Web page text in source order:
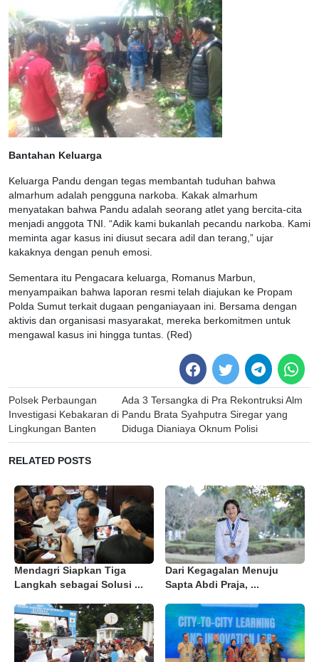
Bantahan Keluarga
Keluarga Pandu dengan tegas membantah tuduhan bahwa
almarhum adalah pengguna narkoba. Kakak almarhum
menyatakan bahwa Pandu adalah seorang atlet yang bercita-cita
menjadi anggota TNI. “Adik kami bukanlah pecandu narkoba. Kami
meminta agar kasus ini diusut secara adil dan terang,” ujar
kakaknya dengan penuh emosi.
Sementara itu Pengacara keluarga, Romanus Marbun,
menyampaikan bahwa laporan resmi telah diajukan ke Propam
Polda Sumut terkait dugaan penganiayaan ini. Bersama dengan
aktivis dan organisasi masyarakat, mereka berkomitmen untuk
mengawal kasus ini hingga tuntas. (Red)
Post
navigation
Polsek Perbaungan
Investigasi Kebakaran di
Lingkungan Banten
Ada 3 Tersangka di Pra Rekontruksi Alm
Pandu Brata Syahputra Siregar yang
Diduga Dianiaya Oknum Polisi
RELATED POSTS
Mendagri Siapkan Tiga
Langkah sebagai Solusi ...
Dari Kegagalan Menuju
Sapta Abdi Praja, ...